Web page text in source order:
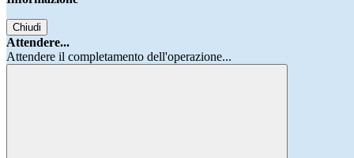
Chiudi
Attendere...
Attendere il completamento dell'operazione...